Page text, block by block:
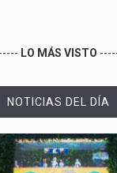
LO MÁS VISTO
NOTICIAS DEL DÍA